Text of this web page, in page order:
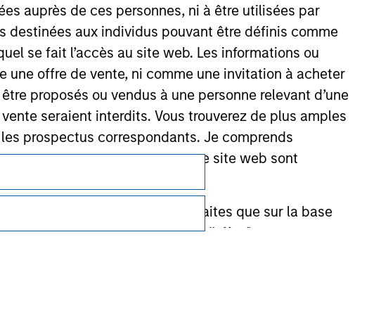
auprès de ces personnes, ni à être utilisées par
destinées aux individus pouvant être définis comme
se fait l’accès au site web. Les informations ou
offre de vente, ni comme une invitation à acheter
proposés ou vendus à une personne relevant d’une
seraient interdits. Vous trouverez de plus amples
prospectus correspondants. Je comprends
les informations fournies par ce site web sont
Site Internet ne doivent être faites que sur la base
respectifs (' Documents d'offre ').
Confidentialité